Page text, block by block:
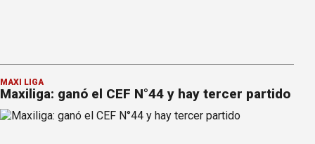
MAXI LIGA
Maxiliga: ganó el CEF N°44 y hay tercer partido